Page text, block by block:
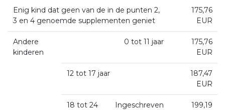
Enig kind dat geen van de in de punten 2,
3 en 4 genoemde supplementen geniet
175,76
EUR
Andere
kinderen
0 tot 11 jaar
175,76
EUR
12 tot 17 jaar
187,47
EUR
18 tot 24
Ingeschreven
199,19